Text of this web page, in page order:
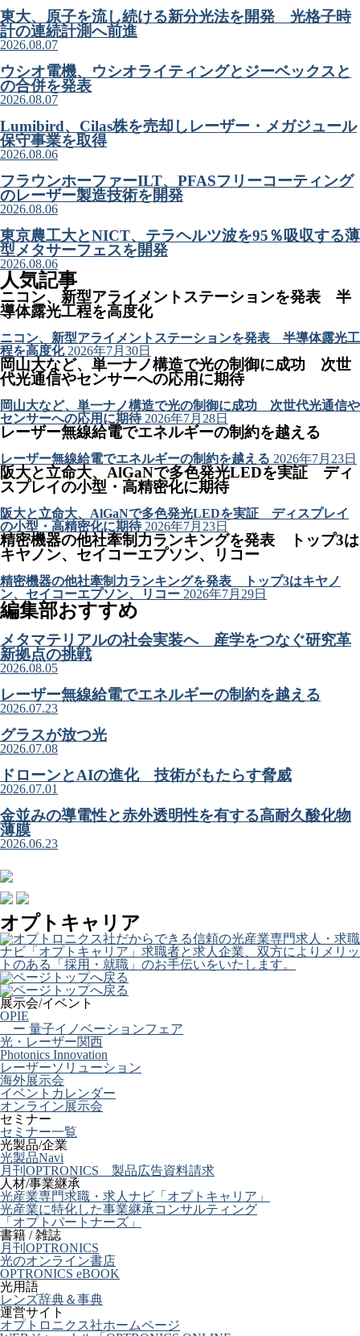
東大、原子を流し続ける新分光法を開発 光格子時
計の連続計測へ前進
2026.08.07
ウシオ電機、ウシオライティングとジーベックスと
の合併を発表
2026.08.07
Lumibird、Cilas株を売却しレーザー・メガジュール
保守事業を取得
2026.08.06
フラウンホーファーILT、PFASフリーコーティング
のレーザー製造技術を開発
2026.08.06
東京農工大とNICT、テラヘルツ波を95％吸収する薄
型メタサーフェスを開発
2026.08.06
人気記事
ニコン、新型アライメントステーションを発表 半
導体露光工程を高度化
ニコン、新型アライメントステーションを発表 半導体露光工
程を高度化 2026年7月30日
岡山大など、単一ナノ構造で光の制御に成功 次世
代光通信やセンサーへの応用に期待
岡山大など、単一ナノ構造で光の制御に成功 次世代光通信や
センサーへの応用に期待 2026年7月28日
レーザー無線給電でエネルギーの制約を越える
レーザー無線給電でエネルギーの制約を越える 2026年7月23日
阪大と立命大、AlGaNで多色発光LEDを実証 ディ
スプレイの小型・高精密化に期待
阪大と立命大、AlGaNで多色発光LEDを実証 ディスプレイ
の小型・高精密化に期待 2026年7月23日
精密機器の他社牽制力ランキングを発表 トップ3は
キヤノン、セイコーエプソン、リコー
精密機器の他社牽制力ランキングを発表 トップ3はキヤノ
ン、セイコーエプソン、リコー 2026年7月29日
編集部おすすめ
メタマテリアルの社会実装へ 産学をつなぐ研究革
新拠点の挑戦
2026.08.05
レーザー無線給電でエネルギーの制約を越える
2026.07.23
グラスが放つ光
2026.07.08
ドローンとAIの進化 技術がもたらす脅威
2026.07.01
金並みの導電性と赤外透明性を有する高耐久酸化物
薄膜
2026.06.23
オプトキャリア
展示会/イベント
OPIE
ー 量子イノベーションフェア
光・レーザー関西
Photonics Innovation
レーザーソリューション
海外展示会
イベントカレンダー
オンライン展示会
セミナー
セミナー一覧
光製品/企業
光製品Navi
月刊OPTRONICS 製品広告資料請求
人材/事業継承
光産業専門求職・求人ナビ「オプトキャリア」
光産業に特化した事業継承コンサルティング
「オプトパートナーズ」
書籍 / 雑誌
月刊OPTRONICS
光のオンライン書店
OPTRONICS eBOOK
光用語
レンズ辞典＆事典
運営サイト
オプトロニクス社ホームページ